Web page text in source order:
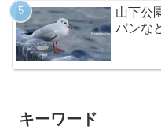
山下公
バンな
キーワード